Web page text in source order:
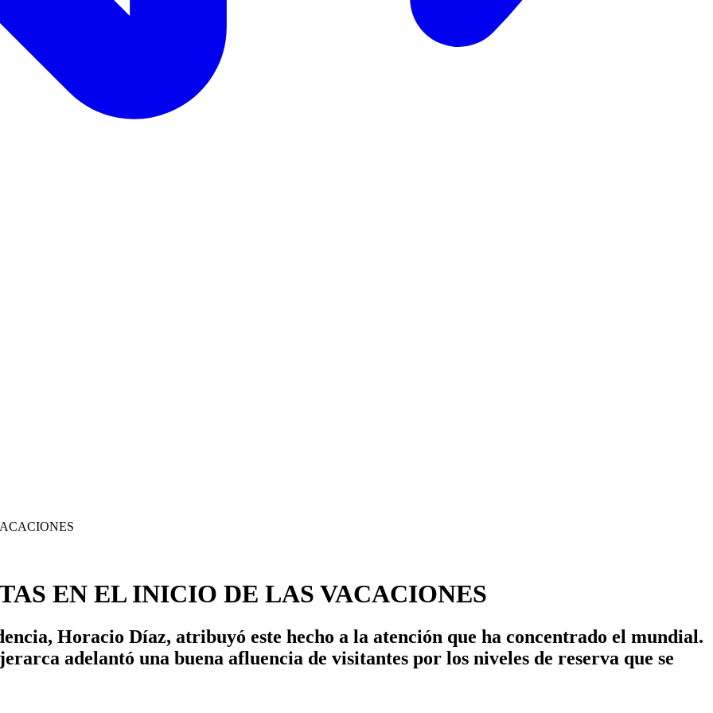
EN EL INICIO DE LAS VACACIONES
Horacio Díaz, atribuyó este hecho a la atención que ha concentrado el mundial.
adelantó una buena afluencia de visitantes por los niveles de reserva que se